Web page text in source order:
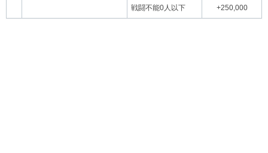
戦闘不能0人以下 +250,000